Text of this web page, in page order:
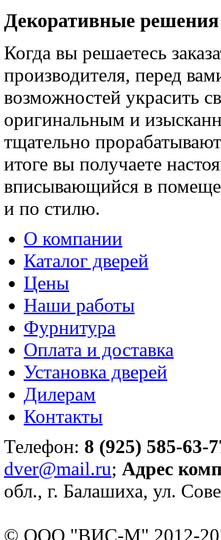
Декоративные решения
Когда вы решаетесь
производителя, перед
возможностей украсить
оригинальным и
тщательно
итоге вы получаете
вписывающийся в
и по стилю.
О компании
Каталог дверей
Цены
Наши работы
Фурнитура
Оплата и доставка
Установка дверей
Дилерам
Контакты
Телефон: 8 (925) 585-63-
dver@mail.ru; Адрес
обл., г. Балашиха, ул.
© ООО "ВИС-М" 2012-